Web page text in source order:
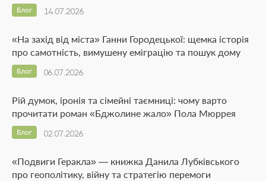
14.07.2026
Блог
«На захід від міста» Ганни Городецької: щемка історія
про самотність, вимушену еміграцію та пошук дому
06.07.2026
Блог
Рій думок, іронія та сімейні таємниці: чому варто
прочитати роман «Бджолине жало» Пола Мюррея
02.07.2026
Блог
«Подвиги Геракла» — книжка Данила Лубківського
про геополітику, війну та стратегію перемоги